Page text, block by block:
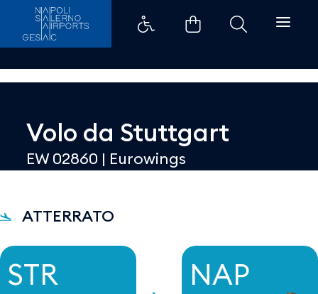
Dettaglio - Aeroporti di Napoli
Volo da Stuttgart
EW 02860 | Eurowings
ATTERRATO
STR NAP